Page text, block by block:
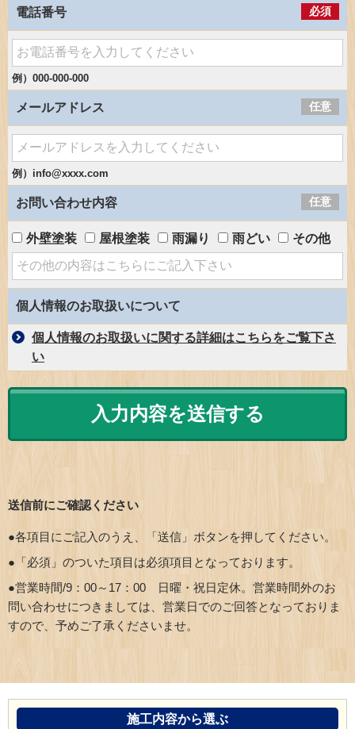
電話番号 必須
例）000-000-000
メールアドレス 任意
例）info@xxxx.com
お問い合わせ内容 任意
外壁塗装 屋根塗装 雨漏り 雨どい その他
個人情報のお取扱いについて
個人情報のお取扱いに関する詳細はこちらをご覧下さ
い
送信前にご確認ください
●各項目にご記入のうえ、「送信」ボタンを押してください。
●「必須」のついた項目は必須項目となっております。
●営業時間/9：00～17：00 日曜・祝日定休。営業時間外のお
問い合わせにつきましては、営業日でのご回答となっておりま
すので、予めご了承くださいませ。
施工内容から選ぶ